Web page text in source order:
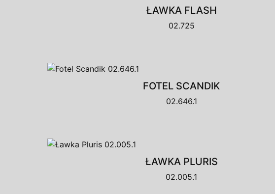
ŁAWKA FLASH
02.725
FOTEL SCANDIK
02.646.1
ŁAWKA PLURIS
02.005.1